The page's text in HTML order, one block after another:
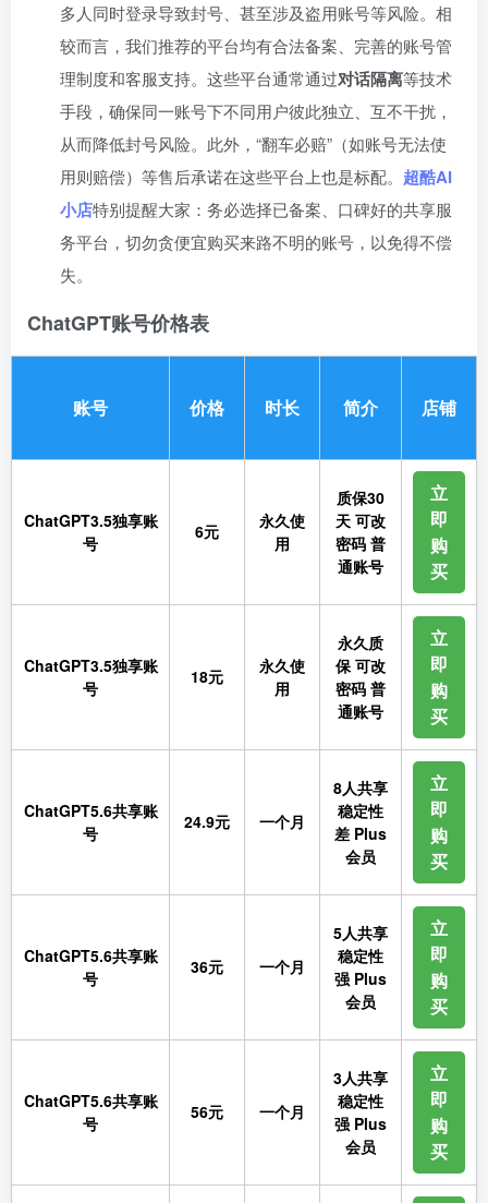
多人同时登录导致封号、甚至涉及盗用账号等风险。相
较而言，我们推荐的平台均有合法备案、完善的账号管
理制度和客服支持。这些平台通常通过对话隔离等技术
手段，确保同一账号下不同用户彼此独立、互不干扰，
从而降低封号风险。此外，“翻车必赔”（如账号无法使
用则赔偿）等售后承诺在这些平台上也是标配。 超酷AI
小店特别提醒大家：务必选择已备案、口碑好的共享服
务平台，切勿贪便宜购买来路不明的账号，以免得不偿
失。
ChatGPT账号价格表
账号 价格 时长 简介 店铺
ChatGPT3.5独享账
号
6元
永久使
用
质保30
天 可改
密码 普
通账号
立
即
购
买
ChatGPT3.5独享账
号
18元
永久使
用
永久质
保 可改
密码 普
通账号
立
即
购
买
ChatGPT5.6共享账
号
24.9元 一个月
8人共享
稳定性
差 Plus
会员
立
即
购
买
ChatGPT5.6共享账
号
36元 一个月
5人共享
稳定性
强 Plus
会员
立
即
购
买
ChatGPT5.6共享账
号
56元 一个月
3人共享
稳定性
强 Plus
会员
立
即
购
买